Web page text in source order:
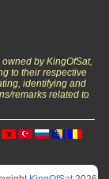
by KingOfSat,
to their respective
identifying and
remarks related to